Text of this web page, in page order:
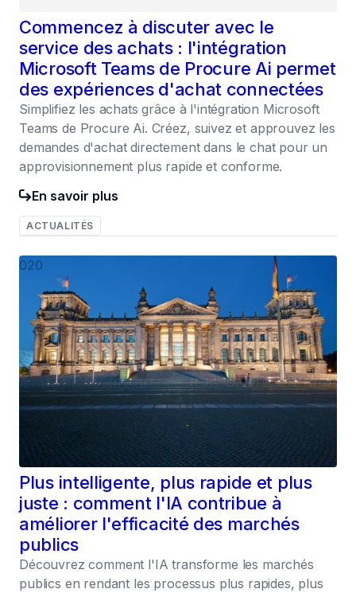
Commencez à discuter avec le
service des achats : l'intégration
Microsoft Teams de Procure Ai permet
des expériences d'achat connectées
Simplifiez les achats grâce à l'intégration Microsoft
Teams de Procure Ai. Créez, suivez et approuvez les
demandes d'achat directement dans le chat pour un
approvisionnement plus rapide et conforme.
En savoir plus
ACTUALITÉS
Plus intelligente, plus rapide et plus
juste : comment l'IA contribue à
améliorer l'efficacité des marchés
publics
Découvrez comment l'IA transforme les marchés
publics en rendant les processus plus rapides, plus
020